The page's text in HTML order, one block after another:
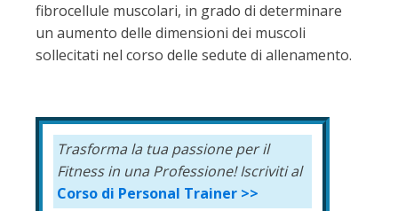
fibrocellule muscolari, in grado di determinare
un aumento delle dimensioni dei muscoli
sollecitati nel corso delle sedute di allenamento.
Trasforma la tua passione per il
Fitness in una Professione! Iscriviti al
Corso di Personal Trainer >>